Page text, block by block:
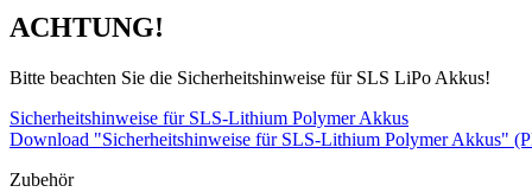
ACHTUNG!
Bitte beachten Sie die Sicherheitshinweise für SLS LiPo Akkus!
Sicherheitshinweise für SLS-Lithium Polymer Akkus
Download "Sicherheitshinweise für SLS-Lithium Polymer Akkus"
Zubehör